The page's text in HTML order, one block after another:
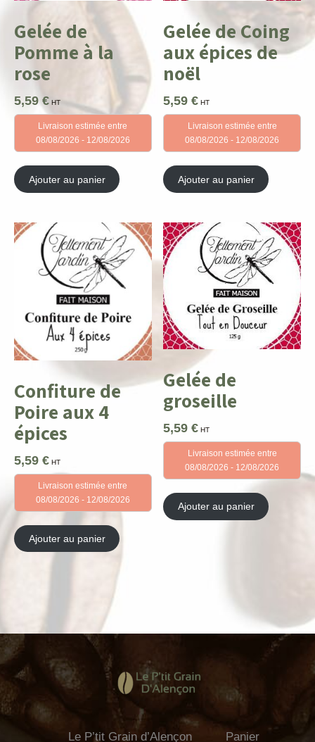
Gelée de
Pomme à la
rose
5,59€ HT
Livraison estimée entre
08/08/2026 - 12/08/2026
Ajouter au panier
Gelée de Coing
aux épices de
noël
5,59€ HT
Livraison estimée entre
08/08/2026 - 12/08/2026
Ajouter au panier
Confiture de
Poire aux 4
épices
5,59 € HT
Livraison estimée entre
08/08/2026 - 12/08/2026
Ajouter au panier
Gelée de
groseille
5,59€ HT
Livraison estimée entre
08/08/2026 - 12/08/2026
Ajouter au panier
Le P’tit Grain d’Alençon Panier